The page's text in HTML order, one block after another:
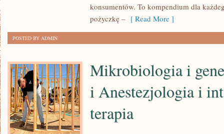
konsumentów. To kompendium dla
pożyczkę – [ Read More ]
POSTED BY ADMIN
Mikrobiologia i
i Anestezjologia i
terapia